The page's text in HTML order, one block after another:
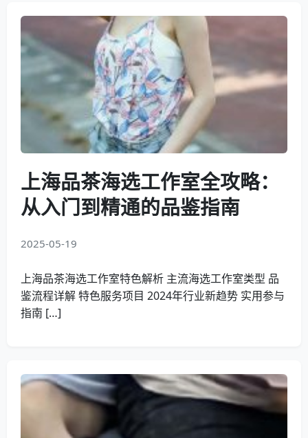
上海品茶海选工作室全攻略：
从入门到精通的品鉴指南
2025-05-19
上海品茶海选工作室特色解析 主流海选工作室类型 品
鉴流程详解 特色服务项目 2024年行业新趋势 实用参与
指南 […]